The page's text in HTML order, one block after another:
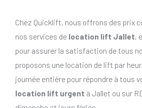
Chez Quicklift, nous offrons des prix
nos services de location lift Jallet,
pour assurer la satisfaction de tous
proposons une location de lift par
journée entière pour répondre à tous
location lift urgent à Jallet ou sur